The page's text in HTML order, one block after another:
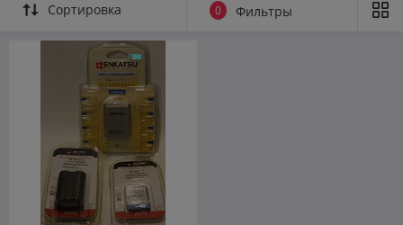
Сортировка 0 Фильтры